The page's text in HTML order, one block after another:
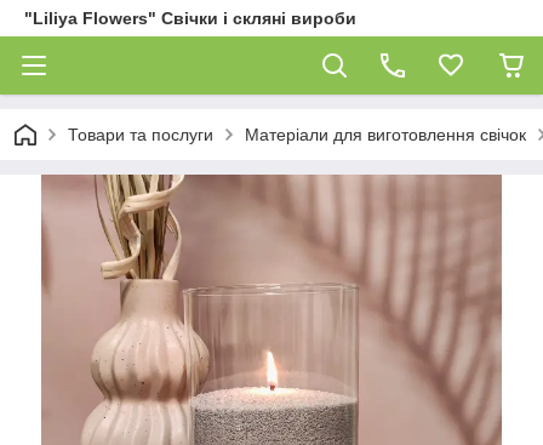
"Liliya Flowers" Свічки і скляні вироби
Товари та послуги Матеріали для виготовлення свічок